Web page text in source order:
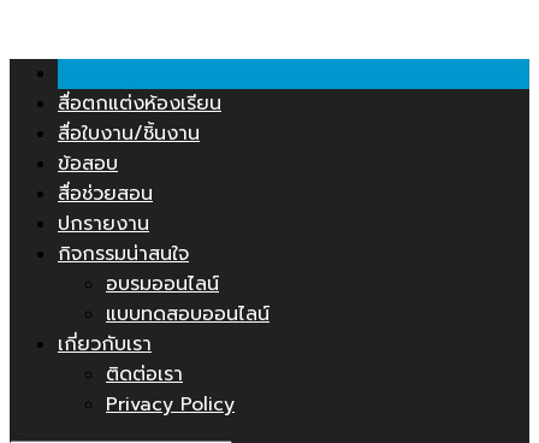
content
สื่อตกแต่งห้องเรียน
สื่อใบงาน/ชิ้นงาน
ข้อสอบ
สื่อช่วยสอน
ปกรายงาน
กิจกรรมน่าสนใจ
อบรมออนไลน์
แบบทดสอบออนไลน์
เกี่ยวกับเรา
ติดต่อเรา
Privacy Policy